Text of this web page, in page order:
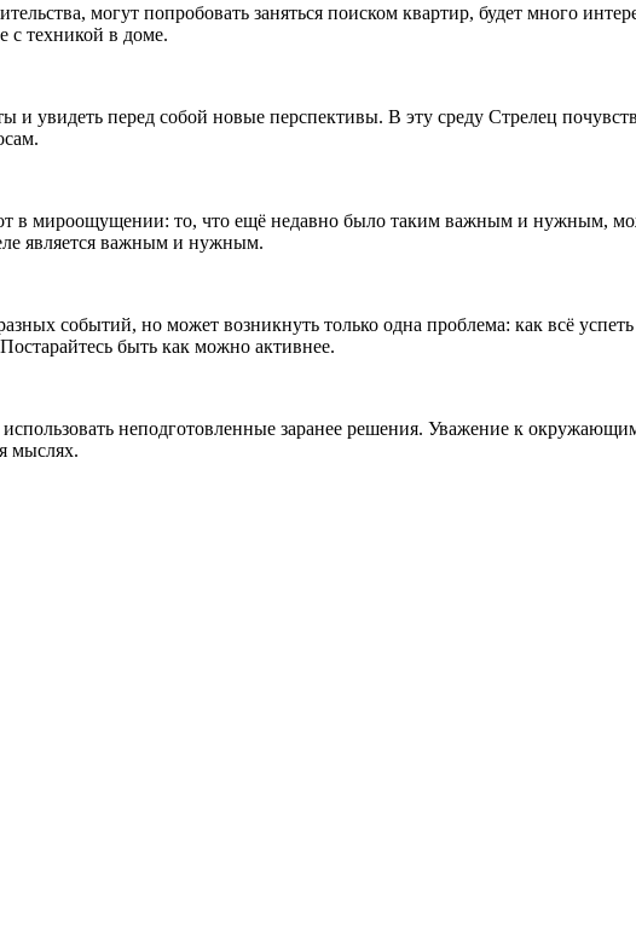
могут попробовать заняться поиском квартир, будет много
с техникой в доме.
и увидеть перед собой новые перспективы. В эту среду Стрелец
в мироощущении: то, что ещё недавно было таким важным и нужным,
является важным и нужным.
событий, но может возникнуть только одна проблема: как всё
быть как можно активнее.
неподготовленные заранее решения. Уважение к
мыслях.